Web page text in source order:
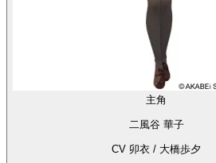
主角
二風谷 華子
CV 卯衣 / 大橋歩夕